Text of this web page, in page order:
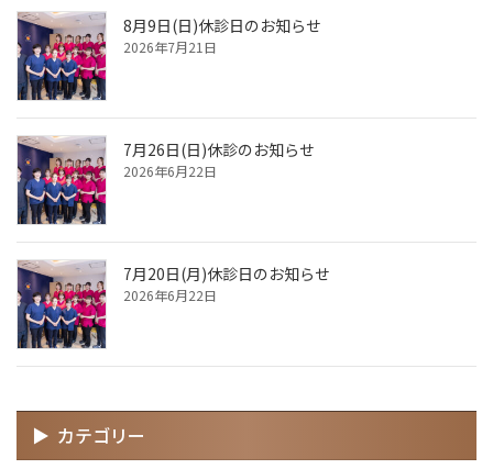
8月9日(日)休診日のお知らせ
2026年7月21日
7月26日(日)休診のお知らせ
2026年6月22日
7月20日(月)休診日のお知らせ
2026年6月22日
カテゴリー